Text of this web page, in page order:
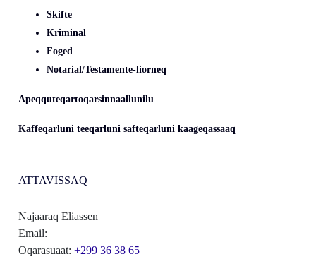
Skifte
Kriminal
Foged
Notarial/Testamente-liorneq
Apeqquteqartoqarsinnaallunilu
Kaffeqarluni teeqarluni safteqarluni kaageqassaaq
ATTAVISSAQ
Najaaraq Eliassen
Email:
Oqarasuaat: +299 36 38 65